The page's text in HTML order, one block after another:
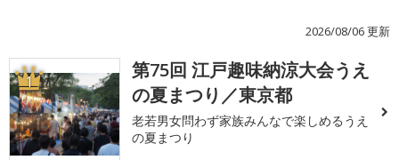
2026/08/06 更新
1
第75回 江戸趣味納涼大会うえ
の夏まつり／東京都
老若男女問わず家族みんなで楽しめるうえ
の夏まつり